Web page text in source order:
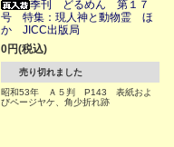
季刊 どるめん 第１７
号 特集：現人神と動物霊 ほ
か JICC出版局
0円(税込)
売り切れました
昭和53年 Ａ５判 P143 表紙およ
びページヤケ、角少折れ跡